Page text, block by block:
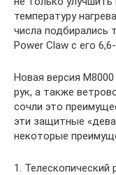
температуру
числа подбирались
Power Claw с его
Новая версия
рук, а также
сочли это
эти защитные
некоторые
1. Телескопический